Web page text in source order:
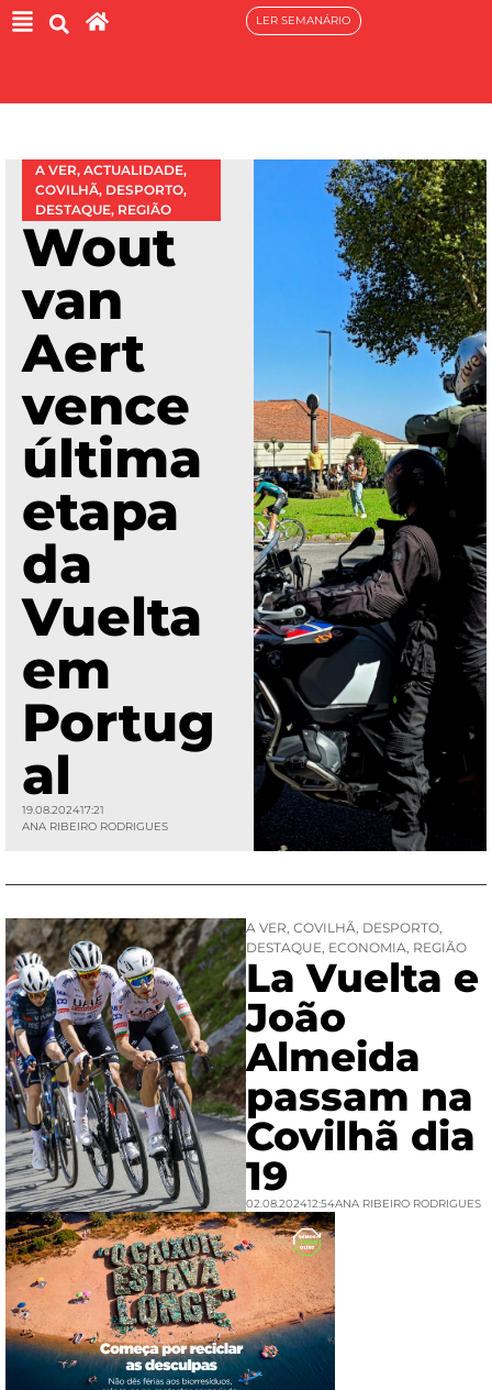
LER SEMANÁRIO
A VER, ACTUALIDADE,
COVILHÃ, DESPORTO,
DESTAQUE, REGIÃO
Wout
van
Aert
vence
última
etapa
da
Vuelta
em
Portug
al
19.08.202417:21
ANA RIBEIRO RODRIGUES
A VER, COVILHÃ, DESPORTO,
DESTAQUE, ECONOMIA, REGIÃO
La Vuelta e
João
Almeida
passam na
Covilhã dia
19
02.08.202412:54ANA RIBEIRO RODRIGUES